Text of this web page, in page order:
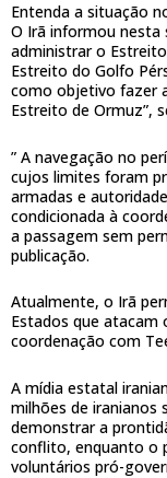
Entenda a situação
O Irã informou nesta
administrar o
Estreito do Golfo
como objetivo fazer
Estreito de Ormuz”,
” A navegação no
cujos limites foram
armadas e
condicionada à
a passagem sem
publicação.
Atualmente, o Irã
Estados que atacam
coordenação com
A mídia estatal
milhões de iranianos
demonstrar a
conflito, enquanto o
voluntários pró-